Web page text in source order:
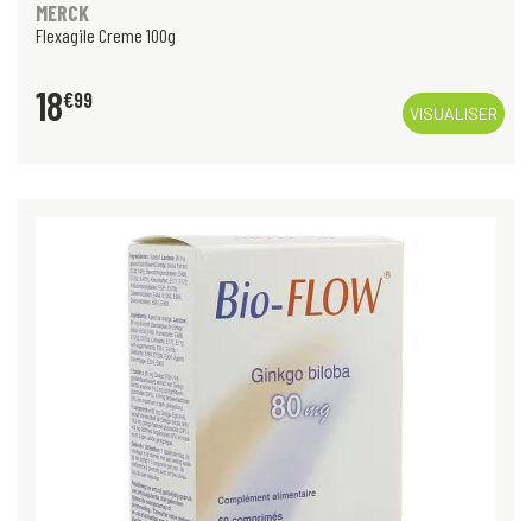
MERCK
Flexagile Creme 100g
18€99
VISUALISER